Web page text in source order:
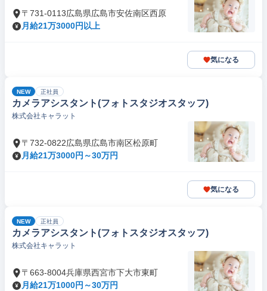
〒731-0113広島県広島市安佐南区西原
月給21万3000円以上
気になる
NEW 正社員
カメラアシスタント(フォトスタジオスタッフ)
株式会社キャラット
〒732-0822広島県広島市南区松原町
月給21万3000円～30万円
気になる
NEW 正社員
カメラアシスタント(フォトスタジオスタッフ)
株式会社キャラット
〒663-8004兵庫県西宮市下大市東町
月給21万1000円～30万円